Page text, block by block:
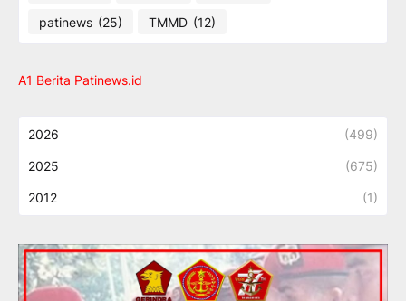
patinews (25) TMMD (12)
A1 Berita Patinews.id
2026 (499)
2025 (675)
2012 (1)